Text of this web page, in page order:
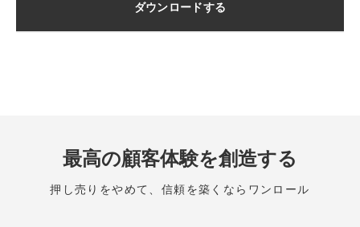
ダウンロードする
最高の顧客体験を創造する
押し売りをやめて、信頼を築くならワンロール